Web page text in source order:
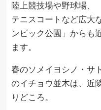
陸上競技場や野球場、
テニスコートなど広大
ンピック公園」からも
ます。
春のソメイヨシノ・サ
のイチョウ並木は、近
りどころ。